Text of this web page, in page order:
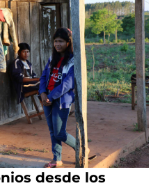
desde los